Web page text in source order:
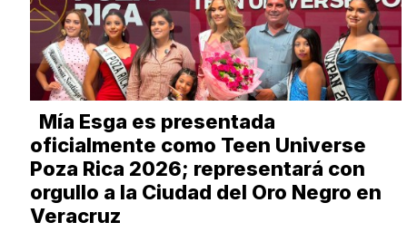
Mía Esga es presentada
oficialmente como Teen Universe
Poza Rica 2026; representará con
orgullo a la Ciudad del Oro Negro en
Veracruz